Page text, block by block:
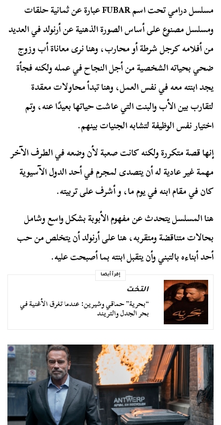
مسلسل درامي تحت اسم FUBAR عبارة عن ثمانية حلقات
ومسلسل مصنوع على أساس الصورة الذهنية عن أرنولد في العديد
من أفلامه كرجل شرطة أو محارب، وهنا نرى معاناة أب وزوج
ضحي بحياته الشخصية من أجل النجاح في عمله ولكنه فجأة
يجد ابنته معه في نفس العمل، وهنا تبدأ محاولات معقدة
لتقارب بين الأب والبنت التي عاشت حياتها بعيدًا عنه، وتم
اختيار نفس الوظيفة لتشابه الجنيات بينهم.
إنها قصة متكررة ولكنه كانت صعبة لأن وضعه في الطرف الآخر
مهمة غير عادية له أن يتصدى لمجرم في أحد الدول الآسيوية
كان في مقام ابنه في يوم ما، و أشرف على تربيته.
هنا المسلسل يتحدث عن مفهوم الأبوبة بشكل واسع وشامل
بحالات متناقضة ومتقربه، هنا على أرنولد أن يتخلص من حب
أحد أبناءه بالتبني وأن يتقبل ابنته بما أصبحت عليه.
إقرأ أيضا
التخت
“بحرية” حماقي وشيرين: عندما تغرق الأغنية في
بحر الجدل والتريند